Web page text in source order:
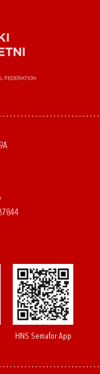
HNS Semafor App